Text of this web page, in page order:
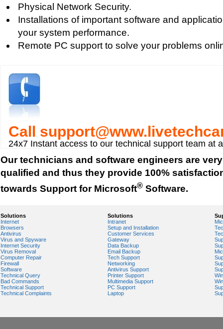
Physical Network Security.
Installations of important software and
your system performance.
Remote PC support to solve your problems
Call
24x7 Instant access to our technical support team at
Our technicians and software engineers are
qualified and thus they provide 100%
towards Support for Microsoft® Software.
Solutions
Internet
Browsers
Antivirus
Virus and Spyware
Internet Security
Virus Removal
Computer Repair
Firewall
Software
Technical Query
Bad Commands
Technical Support
Technical Complaints
Solutions
Intranet
Setup and Installation
Customer Services
Gateway
Data Backup
Email Backup
Tech Support
Networking
Antivirus Support
Printer Support
Multimedia Support
PC Support
Laptop